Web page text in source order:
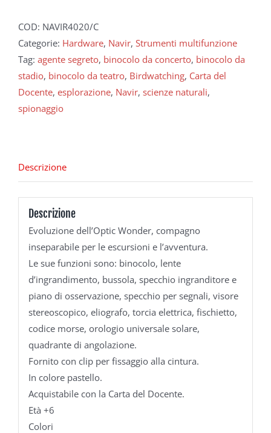
COD: NAVIR4020/C
Categorie: Hardware, Navir, Strumenti multifunzione
Tag: agente segreto, binocolo da concerto, binocolo da
stadio, binocolo da teatro, Birdwatching, Carta del
Docente, esplorazione, Navir, scienze naturali,
spionaggio
Descrizione
Descrizione
Evoluzione dell’Optic Wonder, compagno
inseparabile per le escursioni e l’avventura.
Le sue funzioni sono: binocolo, lente
d’ingrandimento, bussola, specchio ingranditore e
piano di osservazione, specchio per segnali, visore
stereoscopico, eliografo, torcia elettrica, fischietto,
codice morse, orologio universale solare,
quadrante di angolazione.
Fornito con clip per fissaggio alla cintura.
In colore pastello.
Acquistabile con la Carta del Docente.
Età +6
Colori